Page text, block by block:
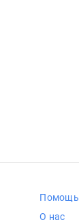
Помощь
О нас